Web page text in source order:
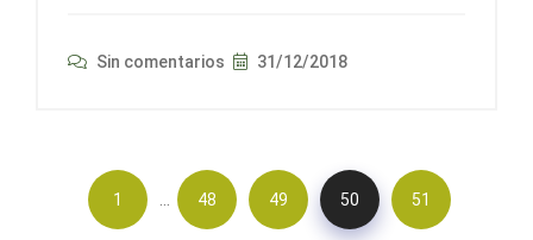
Sin comentarios 31/12/2018
1 … 48 49 50 51